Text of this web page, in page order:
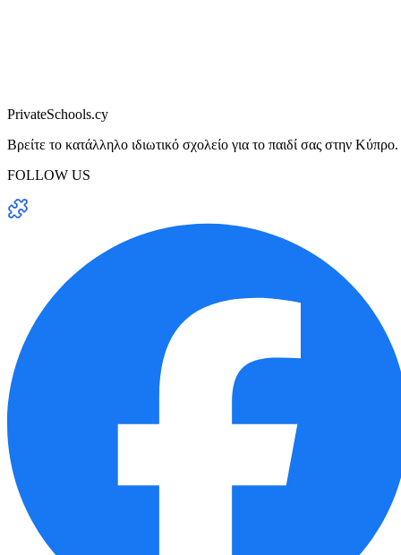
PrivateSchools.cy
Βρείτε το κατάλληλο ιδιωτικό σχολείο για το παιδί σας στην Κύπρο.
FOLLOW US